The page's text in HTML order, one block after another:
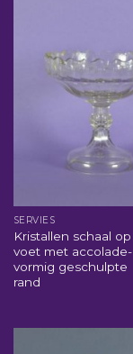
SERVIES
Kristallen schaal op
voet met accolade-
vormig geschulpte
rand